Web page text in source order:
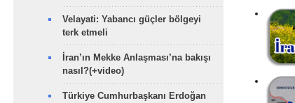
Velayati: Yabancı güçler bölgeyi
terk etmeli
İran’ın Mekke Anlaşması’na bakışı
nasıl?(+video)
Türkiye Cumhurbaşkanı Erdoğan